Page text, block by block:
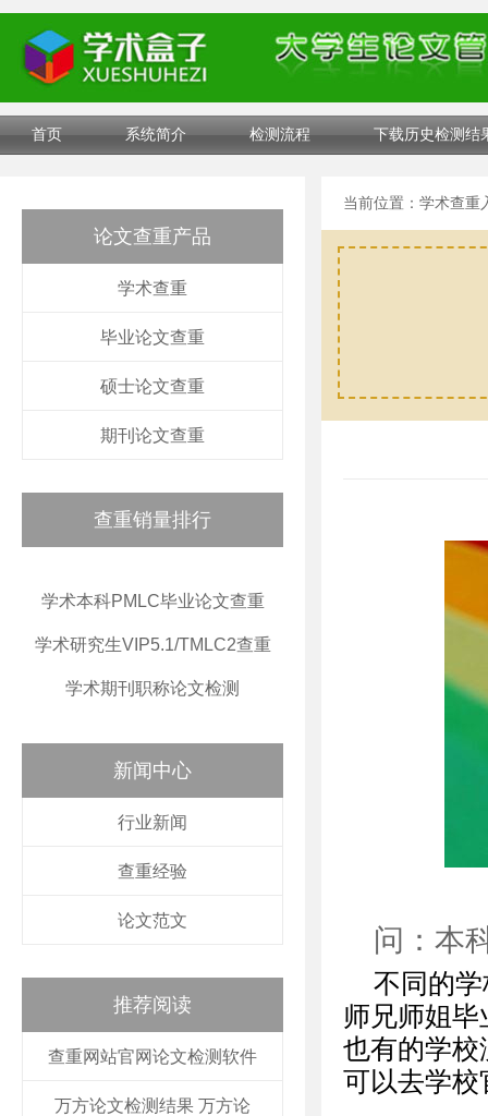
首页 系统简介 检测流程 下载历史检测结
论文查重产品
学术查重
毕业论文查重
硕士论文查重
期刊论文查重
查重销量排行
学术本科PMLC毕业论文查重
学术研究生VIP5.1/TMLC2查重
学术期刊职称论文检测
新闻中心
行业新闻
查重经验
论文范文
推荐阅读
查重网站官网论文检测软件
万方论文检测结果 万方论
当前位置： 学术查重
问：本
不同的
师兄师姐
也有的学校
可以去学校